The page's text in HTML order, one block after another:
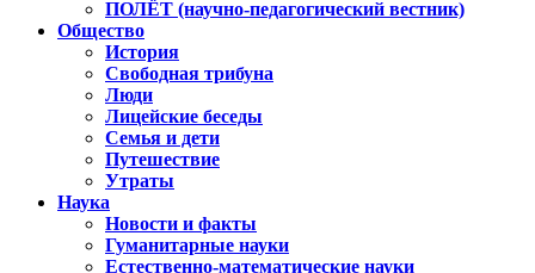
ПОЛЁТ (научно-педагогический вестник)
Общество
История
Свободная трибуна
Люди
Лицейские беседы
Семья и дети
Путешествие
Утраты
Наука
Новости и факты
Гуманитарные науки
Естественно-математические науки